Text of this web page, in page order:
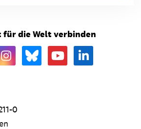
für die Welt verbinden
0